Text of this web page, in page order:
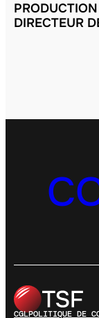
DIRECTEUR
CGLPOLITIQUE DE